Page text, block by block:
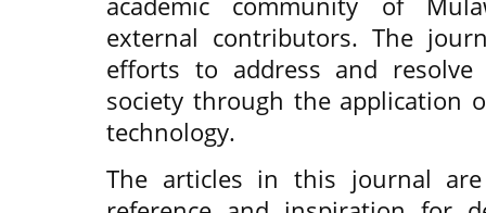
academic community of
external contributors. The
efforts to address and
society through the application
technology.
The articles in this journal